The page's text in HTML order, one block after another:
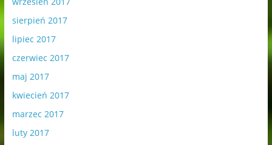
sierpień 2017
lipiec 2017
czerwiec 2017
maj 2017
kwiecień 2017
marzec 2017
luty 2017